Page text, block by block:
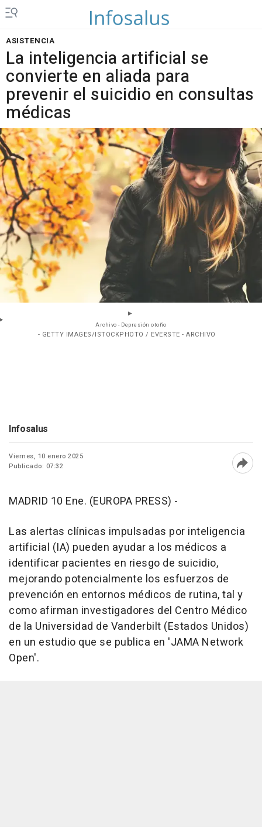
ASISTENCIA
La inteligencia artificial se
convierte en aliada para
prevenir el suicidio en consultas
médicas
Archivo - Depresión otoño
- GETTY IMAGES/ISTOCKPHOTO / EVERSTE - ARCHIVO
Infosalus
Viernes, 10 enero 2025
Publicado: 07:32
MADRID 10 Ene. (EUROPA PRESS) -
Las alertas clínicas impulsadas por inteligencia
artificial (IA) pueden ayudar a los médicos a
identificar pacientes en riesgo de suicidio,
mejorando potencialmente los esfuerzos de
prevención en entornos médicos de rutina, tal y
como afirman investigadores del Centro Médico
de la Universidad de Vanderbilt (Estados Unidos)
en un estudio que se publica en 'JAMA Network
Open'.